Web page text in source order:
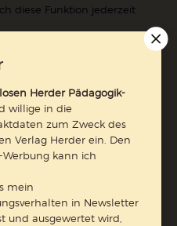
diese Funktion jederzeit
Herder Pädagogik-
willige in die
zum Zweck des
Verlag Herder ein. Den
kann ich
mein
in Newsletter
und ausgewertet wird,